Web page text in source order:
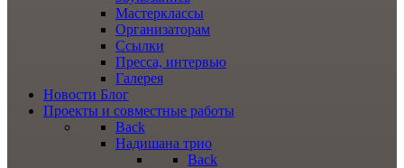
Мастерклассы
Организаторам
Ссылки
Пресса, интервью
Галерея
Новости Блог
Проекты и совместные работы
Back
Надишана трио
Back